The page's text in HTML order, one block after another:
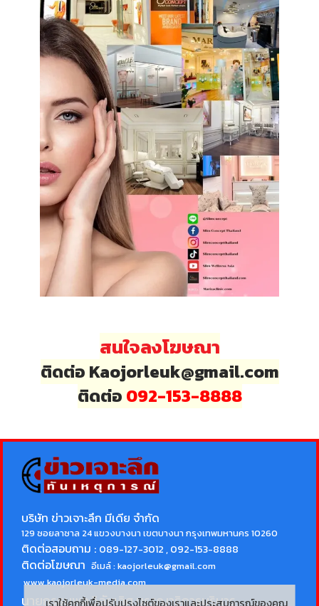
สนใจลงโฆษณา
ติดต่อ Kaojorleuk@gmail.com
ติดต่อ 092-153-8888
บริษัท ข่าวเจาะลึก มีเดีย จำกัด
129 ซอยลาซาล 24 แขวงบางนา เขตบางนา กรุงเทพมหานคร 10260
ติดต่อสอบถาม : 089-127-3012 , 092-153-8888
ติดต่อโฆษณา อีเมล์ :kaojorleuk@gmail.com
www.kaojorleuk-media.com
นายกรธนพล วิลัยเลิศบรรณาธิการบริหาร